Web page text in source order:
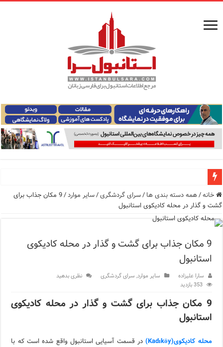
راهنمای فرودگاه‌های استانبول (فاصله و هزینه حمل و نقل
معرفی ۱۶ مسیر برتر کشتی استانبول | راهنمای کامل کشتی‌سواری در بسفر
مرکز خرید پولات استانبول | تجربه‌ای متفاوت از خرید و سبک
12 اشتباه رایج در دریافت شهروندی ترکیه از طریق خرید ملک
ویژگی‌های رفتاری و اجتماعی در زبان ترکی استانبولی
ویژگی‌های منفی شخصیت در زبان ترکی استانبولی
ویژگی‌های مثبت شخصیت در زبان ترکی استانبولی
خانه/همه دسته بندی ها /سرای گردشگری/سایر موارد/
9 مکان جذاب برای
گشت و گذار در محله کادیکوی استانبول
9 مکان جذاب برای گشت و گذار در محله کادیکوی
استانبول
سارا علیزاده سایر موارد, سرای گردشگری
نظری بدهید
353 بازدید
9 مکان جذاب برای گشت و گذار در محله کادیکوی
استانبول
محله کادیکوی(Kadıköy)
در قسمت آسیایی استانبول واقع شده است که با